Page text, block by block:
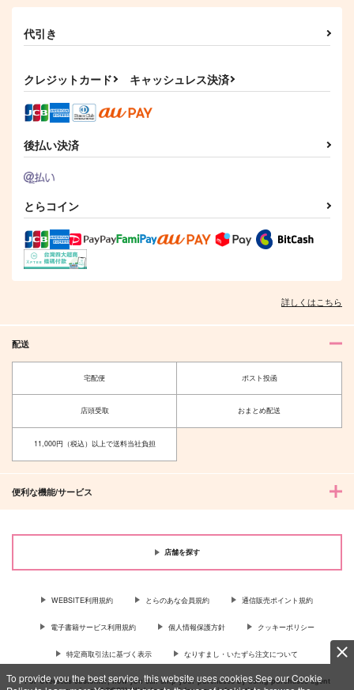
To provide you the best service, this website uses cookies.See our Cookie
代引き
クレジットカード キャッシュレス決済
後払い決済
とらコイン
詳しくはこちら
配送
宅配便 ポスト投函
店頭受取 おまとめ配送
11,000円（税込）以上で送料当社負担
便利な機能/サービス
店舗を探す
WEBSITE利用規約 とらのあな会員規約 通信販売ポイント規約
電子書籍サービス利用規約 個人情報保護方針 クッキーポリシー
特定商取引法に基づく表示 なりすまし・いたずら注文について
For Overseas customer, now you can ship your purchases by using purchases agent